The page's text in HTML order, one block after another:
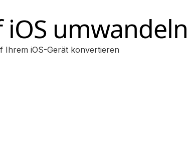
iOS umwandeln
Ihrem iOS-Gerät konvertieren